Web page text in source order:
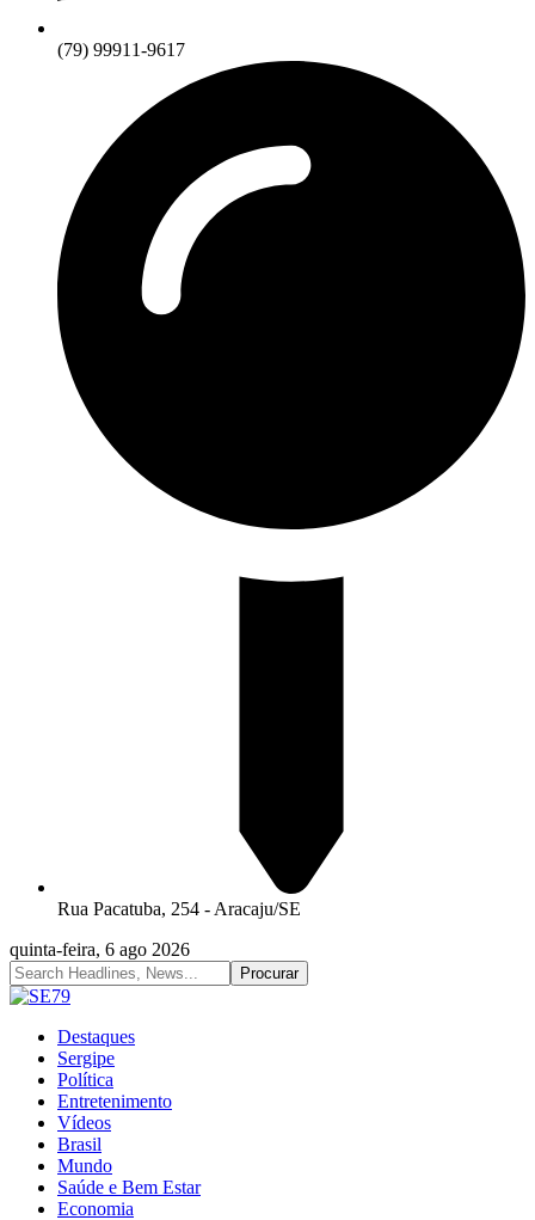
(79) 99911-9617
Rua Pacatuba, 254 - Aracaju/SE
quinta-feira, 6 ago 2026
Destaques
Sergipe
Política
Entretenimento
Vídeos
Brasil
Mundo
Saúde e Bem Estar
Economia